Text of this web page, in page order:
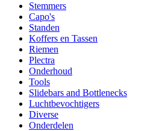
Stemmers
Capo's
Standen
Koffers en Tassen
Riemen
Plectra
Onderhoud
Tools
Slidebars and Bottlenecks
Luchtbevochtigers
Diverse
Onderdelen